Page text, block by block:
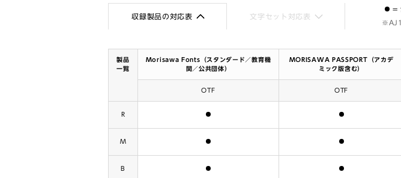
収録製品の対応表 文字セット対応表
=
製品
一覧
Morisawa Fonts（スタンダード／教育機
関／公共団体）
MORISAWA PASSPORT（アカデ
ミック版含む）
OTF OTF
R 含まれます
M 含まれます
B 含まれます